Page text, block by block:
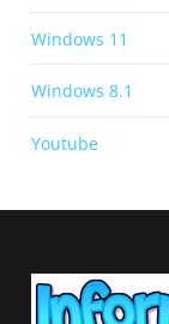
Windows 11
Windows 8.1
Youtube